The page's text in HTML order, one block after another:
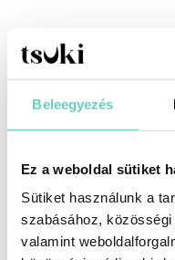
Beleegyezés
Ez a weboldal sütiket
Sütiket használunk a
szabásához,
valamint
Családtervező és
price
was:
is:
Csillagjegyek a piros
Menstruációs Kehely:
megoldás